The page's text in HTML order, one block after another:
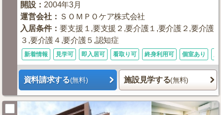
開設 ： 2004年3月
運営会社 ： ＳＯＭＰＯケア株式会社
入居条件：要支援１,要支援２,要介護１,要介護２,要介護
３,要介護４,要介護５,認知症
新着情報 見学可 即入居可 看取り可 終身利用可 個室あり
資料請求する(無料) 施設見学する(無料)